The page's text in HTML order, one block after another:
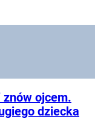
znów ojcem.
dziecka